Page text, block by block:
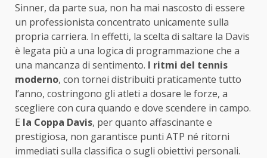
Sinner, da parte sua, non ha mai nascosto di essere
un professionista concentrato unicamente sulla
propria carriera. In effetti, la scelta di saltare la Davis
è legata più a una logica di programmazione che a
una mancanza di sentimento. I ritmi del tennis
moderno, con tornei distribuiti praticamente tutto
l’anno, costringono gli atleti a dosare le forze, a
scegliere con cura quando e dove scendere in campo.
E la Coppa Davis, per quanto affascinante e
prestigiosa, non garantisce punti ATP né ritorni
immediati sulla classifica o sugli obiettivi personali.